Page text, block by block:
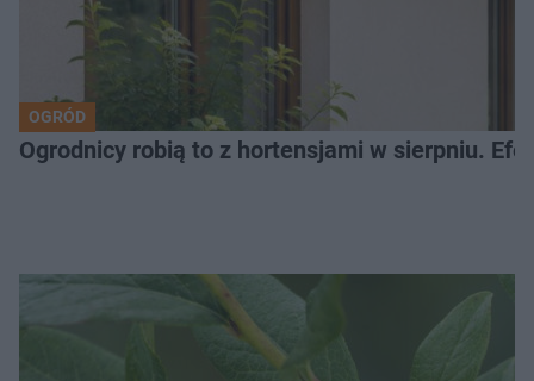
OGRÓD
Ogrodnicy robią to z hortensjami w sierpniu.